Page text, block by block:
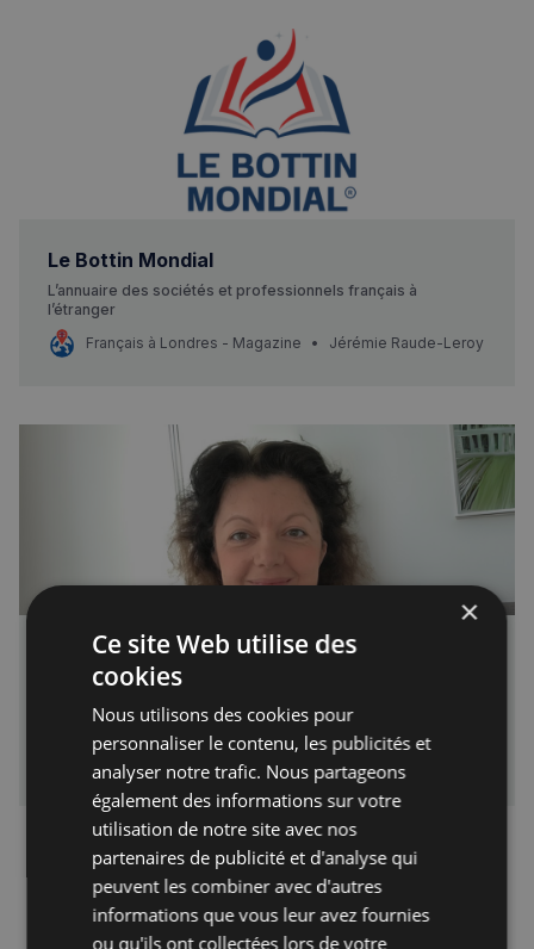
Le Bottin Mondial
L’annuaire des sociétés et professionnels français à
l’étranger
Français à Londres - Magazine
Jérémie Raude-Leroy
Eléonore Moreau - Executive Coach Certifiée
et Coach de Carrière
Ma mission est de vous accompagner dans les moments-
Français à Londres - Magazine
×
Ce site Web utilise des
cookies
Nous utilisons des cookies pour
personnaliser le contenu, les publicités et
analyser notre trafic. Nous partageons
également des informations sur votre
utilisation de notre site avec nos
partenaires de publicité et d'analyse qui
peuvent les combiner avec d'autres
informations que vous leur avez fournies
ou qu'ils ont collectées lors de votre